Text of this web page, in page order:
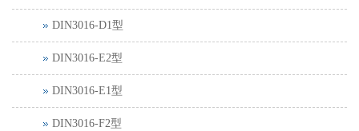
DIN3016-D1型
DIN3016-E2型
DIN3016-E1型
DIN3016-F2型